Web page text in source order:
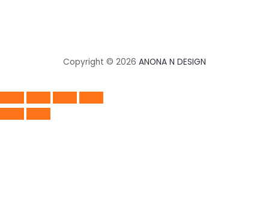
Copyright © 2026 ANONA N DESIGN